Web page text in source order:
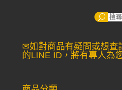
✉如對商品有疑問或想查
的LINE ID，將有專人為